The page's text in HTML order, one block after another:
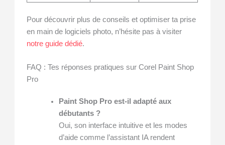
Pour découvrir plus de conseils et optimiser ta prise
en main de logiciels photo, n’hésite pas à visiter
notre guide dédié.
FAQ : Tes réponses pratiques sur Corel Paint Shop
Pro
Paint Shop Pro est-il adapté aux
débutants ?
Oui, son interface intuitive et les modes
d’aide comme l’assistant IA rendent